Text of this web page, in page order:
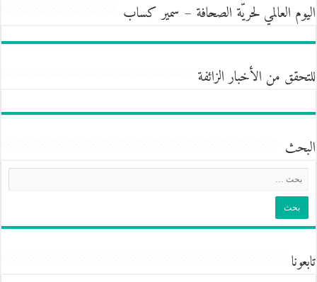
اليوم العالمي لحريّة الصحافة – سمير كساب
للتحقق من الأخبار الزائفة
البحث
تابعونا